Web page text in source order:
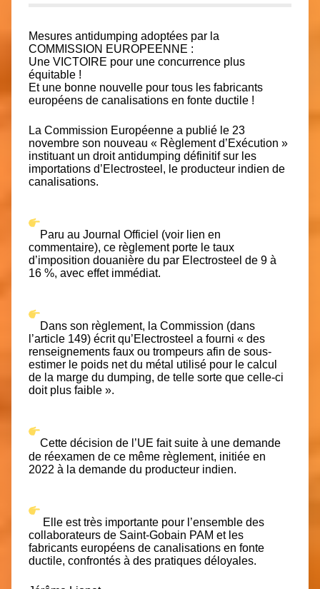
Mesures antidumping adoptées par la
COMMISSION EUROPEENNE :
Une VICTOIRE pour une concurrence plus
équitable !
Et une bonne nouvelle pour tous les fabricants
européens de canalisations en fonte ductile !
La Commission Européenne a publié le 23
novembre son nouveau « Règlement d’Exécution »
instituant un droit antidumping définitif sur les
importations d’Electrosteel, le producteur indien de
canalisations.
Paru au Journal Officiel (voir lien en
commentaire), ce règlement porte le taux
d’imposition douanière du par Electrosteel de 9 à
16 %, avec effet immédiat.
Dans son règlement, la Commission (dans
l’article 149) écrit qu’Electrosteel a fourni « des
renseignements faux ou trompeurs afin de sous-
estimer le poids net du métal utilisé pour le calcul
de la marge du dumping, de telle sorte que celle-ci
doit plus faible ».
Cette décision de l’UE fait suite à une demande
de réexamen de ce même règlement, initiée en
2022 à la demande du producteur indien.
Elle est très importante pour l’ensemble des
collaborateurs de Saint-Gobain PAM et les
fabricants européens de canalisations en fonte
ductile, confrontés à des pratiques déloyales.